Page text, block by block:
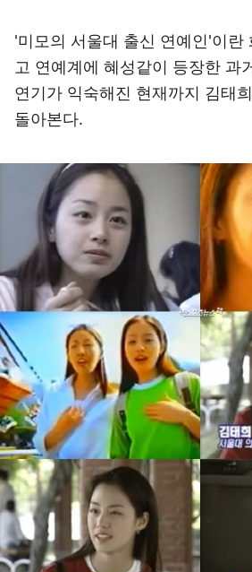
'미모의 서울대 출신 연예인'이란
고 연예계에 혜성같이 등장한 과
연기가 익숙해진 현재까지 김태
돌아본다.